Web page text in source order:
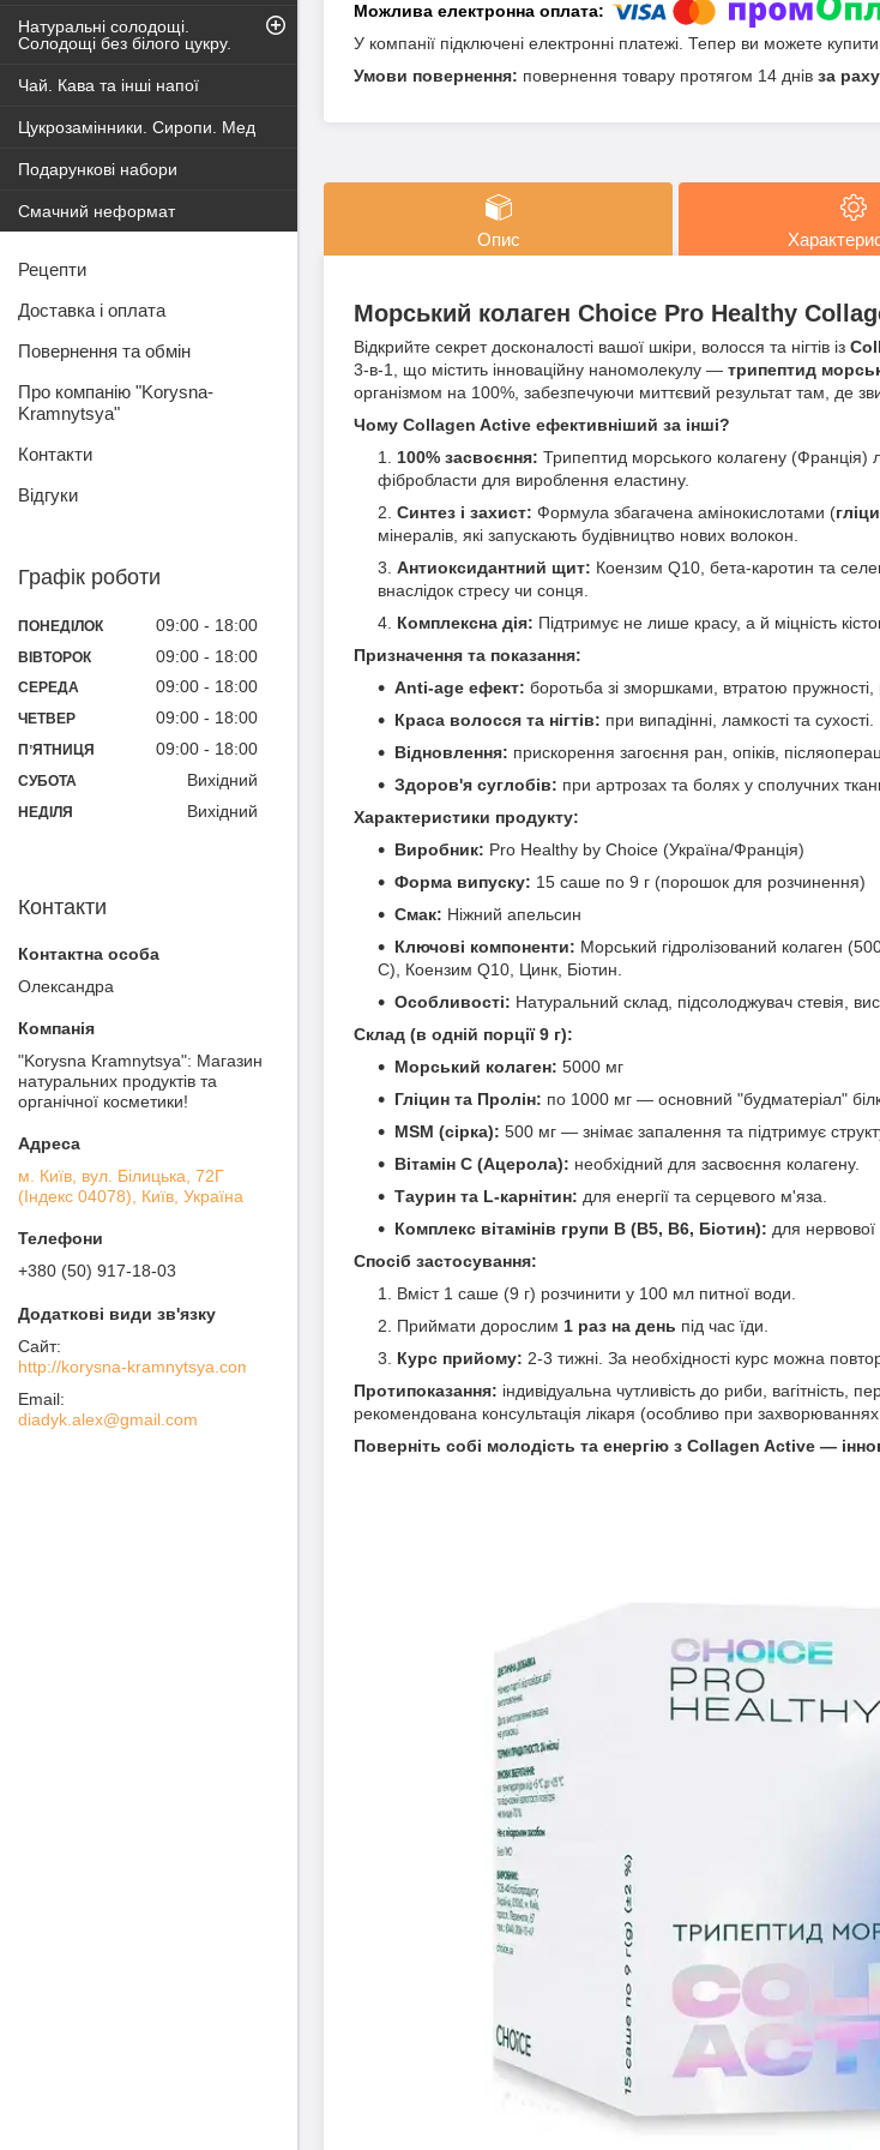
У компанії підключені електронні платежі. Тепер ви можете
повернення товару протягом 14 днів за
Опис
Морський колаген Choice Pro Healthy
Відкрийте секрет досконалості вашої шкіри, волосся та нігтів із
3-в-1, що містить інноваційну наномолекулу — трипептид
організмом на 100%, забезпечуючи миттєвий результат там, де
Чому Collagen Active ефективніший за інші?
100% засвоєння: Трипептид морського колагену (Франція)
фібробласти для вироблення еластину.
Синтез і захист: Формула збагачена амінокислотами (
мінералів, які запускають будівництво нових волокон.
Антиоксидантний щит: Коензим Q10, бета-каротин та
внаслідок стресу чи сонця.
Комплексна дія: Підтримує не лише красу, а й міцність
Призначення та показання:
Anti-age ефект: боротьба зі зморшками, втратою пружності,
Краса волосся та нігтів: при випадінні, ламкості та сухості.
Відновлення: прискорення загоєння ран, опіків,
Здоров'я суглобів: при артрозах та болях у сполучних
Характеристики продукту:
Виробник: Pro Healthy by Choice (Україна/Франція)
Форма випуску: 15 саше по 9 г (порошок для розчинення)
Смак: Ніжний апельсин
Ключові компоненти: Морський гідролізований колаген
С), Коензим Q10, Цинк, Біотин.
Особливості: Натуральний склад, підсолоджувач стевія,
Склад (в одній порції 9 г):
Морський колаген: 5000 мг
Гліцин та Пролін: по 1000 мг — основний "будматеріал"
MSM (сірка): 500 мг — знімає запалення та підтримує
Вітамін С (Ацерола): необхідний для засвоєння колагену.
Таурин та L-карнітин: для енергії та серцевого м'яза.
Комплекс вітамінів групи B (B5, B6, Біотин): для нервової
Спосіб застосування:
Вміст 1 саше (9 г) розчинити у 100 мл питної води.
Приймати дорослим 1 раз на день під час їди.
Курс прийому: 2-3 тижні. За необхідності курс можна
Протипоказання: індивідуальна чутливість до риби, вагітність,
рекомендована консультація лікаря (особливо при захворюваннях
Поверніть собі молодість та енергію з Collagen Active —
Натуральні солодощі.
Солодощі без білого цукру.
Чай. Кава та інші напої
Цукрозамінники. Сиропи. Мед
Подарункові набори
Смачний неформат
Рецепти
Доставка і оплата
Повернення та обмін
Про компанію "Korysna-
Kramnytsya"
Контакти
Відгуки
Графік роботи
ПОНЕДІЛОК 09:00 18:00
ВІВТОРОК 09:00 18:00
СЕРЕДА 09:00 18:00
ЧЕТВЕР 09:00 18:00
ПʼЯТНИЦЯ 09:00 18:00
СУБОТА Вихідний
НЕДІЛЯ Вихідний
Контакти
Олександра
"Korysna Kramnytsya": Магазин
натуральних продуктів та
органічної косметики!
м. Київ, вул. Білицька, 72Г
(Індекс 04078), Київ, Україна
+380 (50) 917-18-03
http://korysna-kramnytsya.com
diadyk.alex@gmail.com